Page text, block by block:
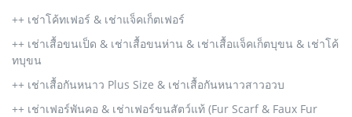
++ เช่าโค้ทเฟอร์ & เช่าแจ็คเก็ตเฟอร์
++ เช่าเสื้อขนเป็ด & เช่าเสื้อขนห่าน & เช่าเสื้อแจ็คเก็ตบุขน & เช่าโค้
ทบุขน
++ เช่าเสื้อกันหนาว Plus Size & เช่าเสื้อกันหนาวสาวอวบ
++ เช่าเฟอร์พันคอ & เช่าเฟอร์ขนสัตว์แท้ (Fur Scarf & Faux Fur